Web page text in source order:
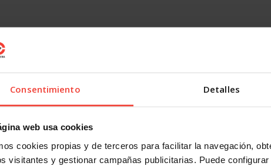
Consentimiento Detalles
web usa cookies
cookies propias y de terceros para facilitar la navegación,
visitantes y gestionar campañas publicitarias. Puede